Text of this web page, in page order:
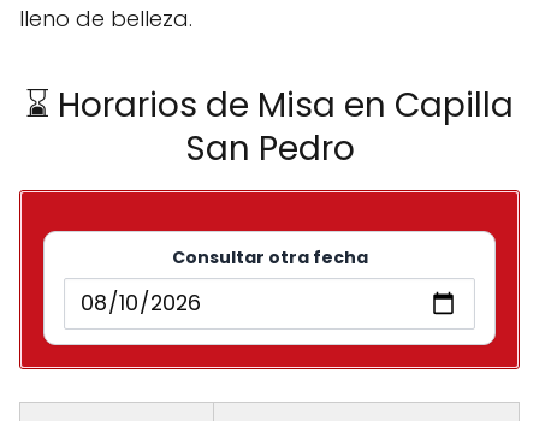
lleno de belleza.
⌛ Horarios de Misa en Capilla
San Pedro
Consultar otra fecha